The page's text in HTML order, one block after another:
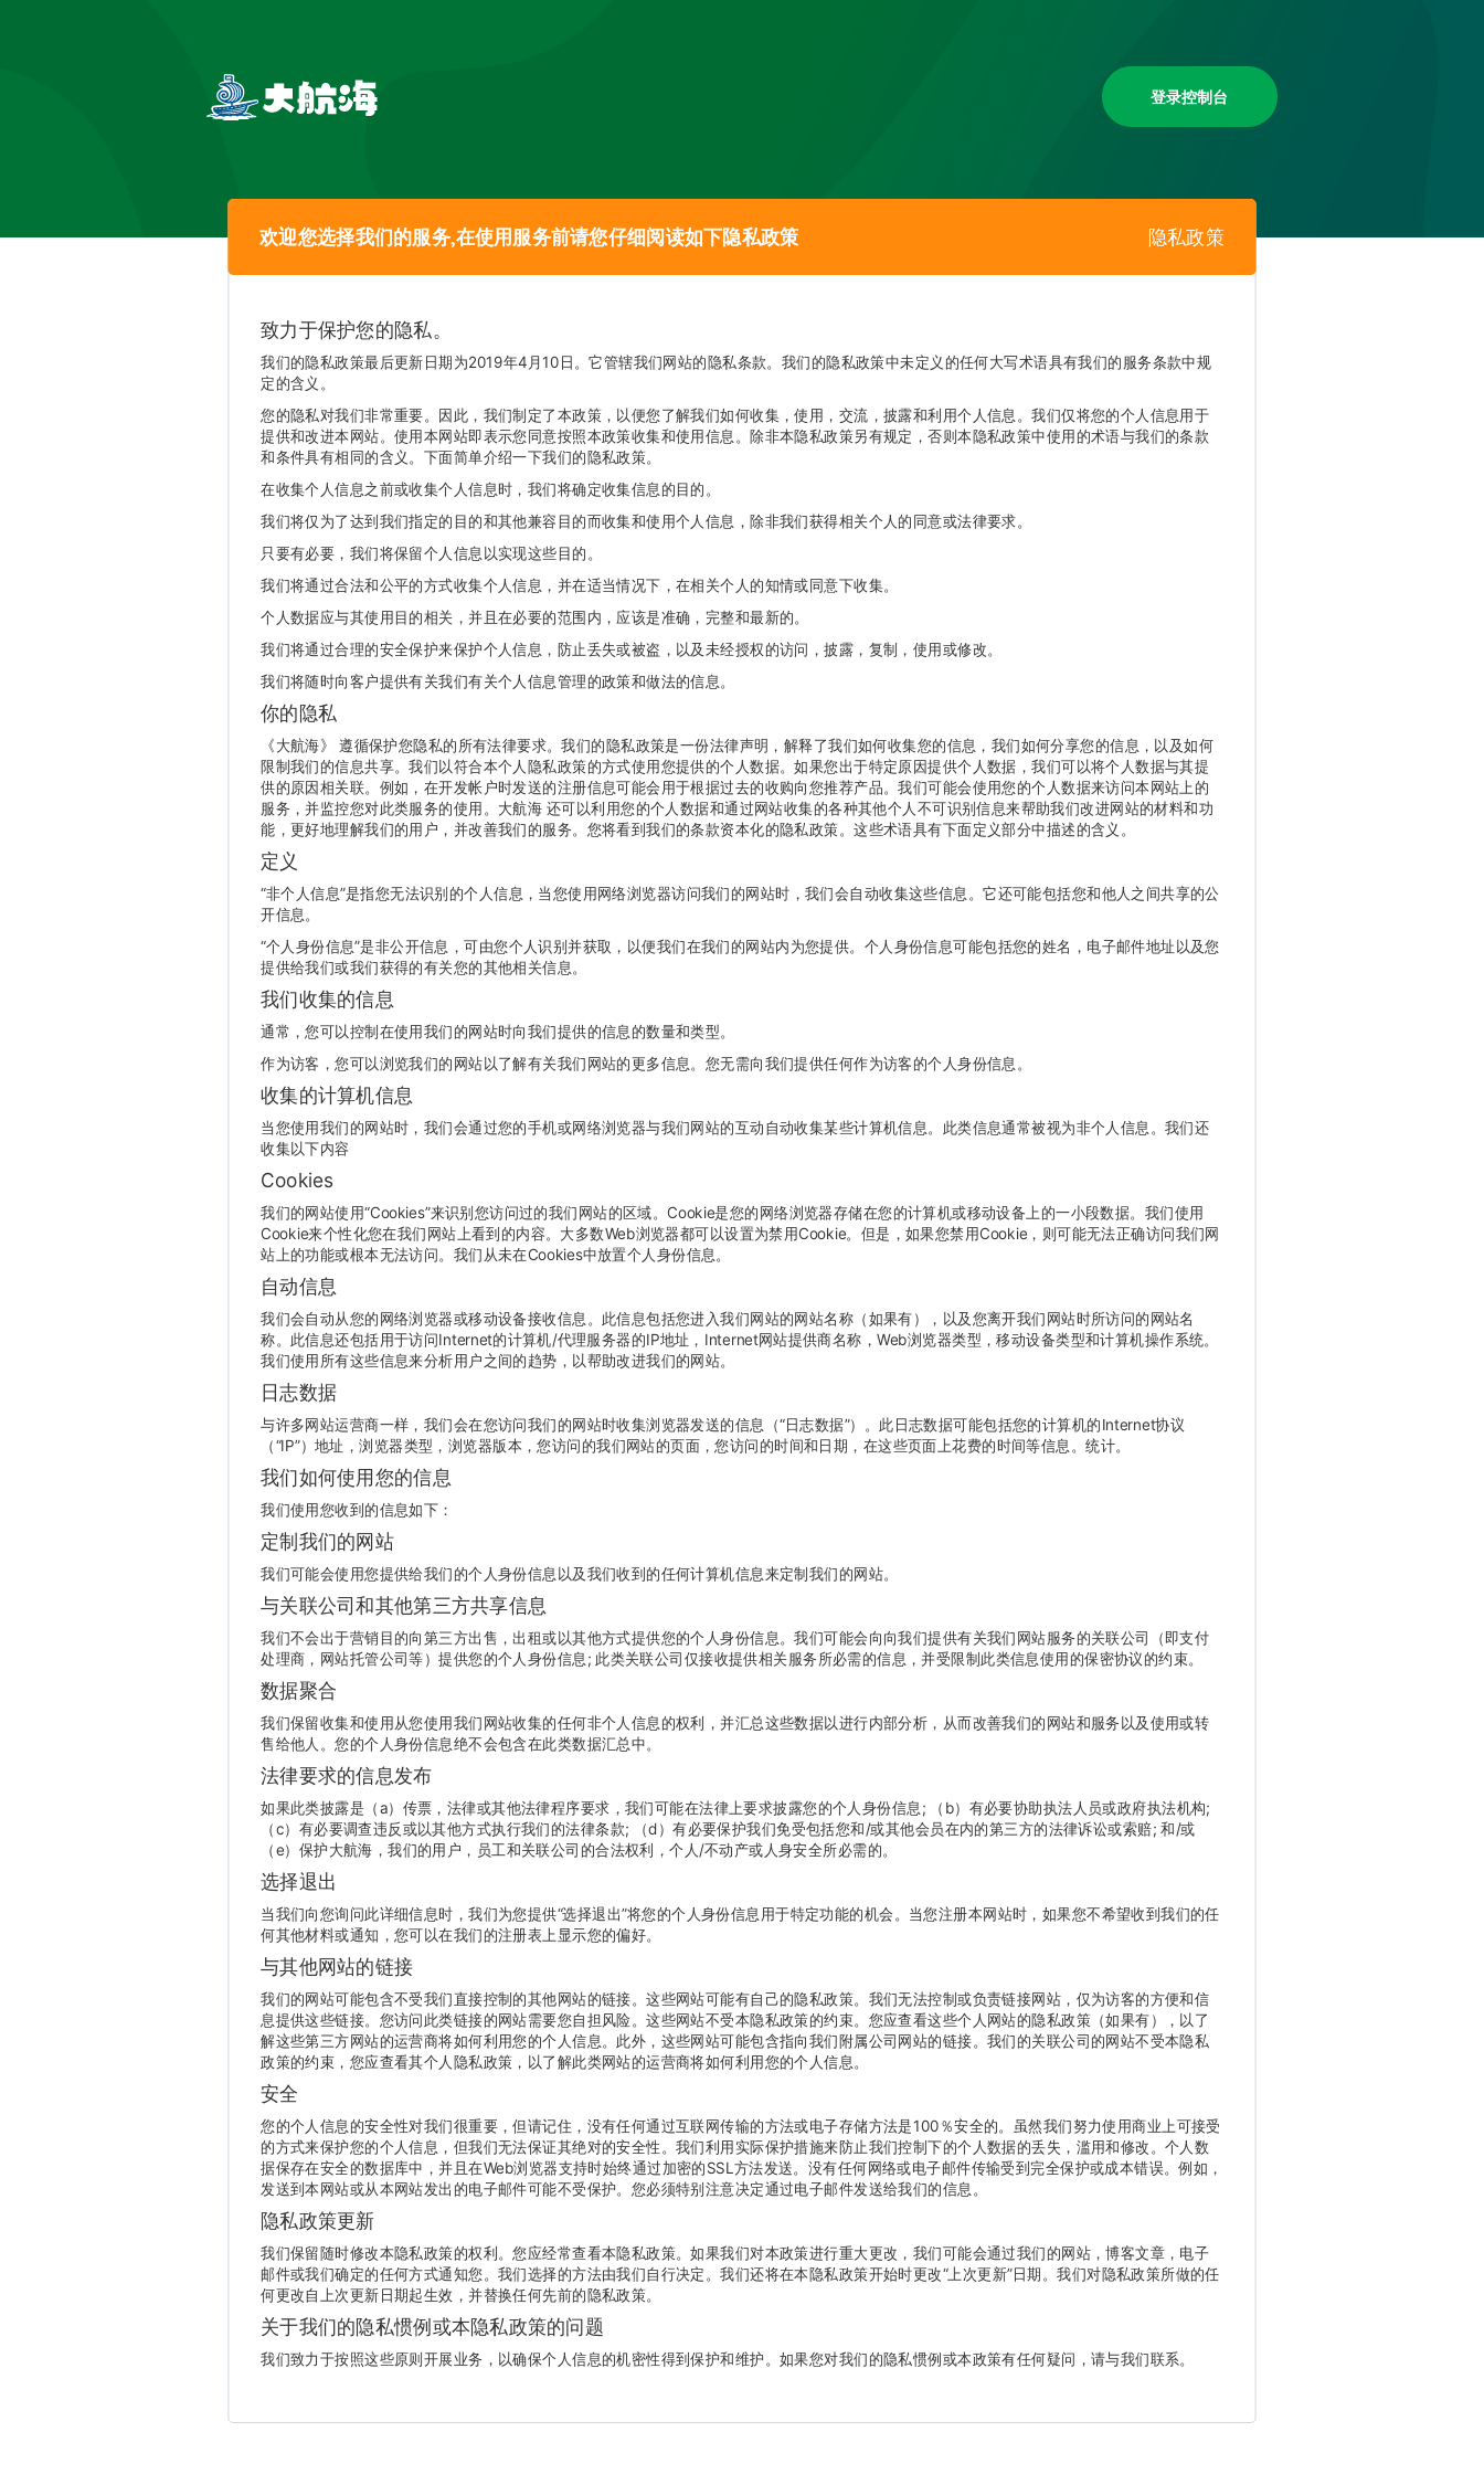
登录控制台
欢迎您选择我们的服务,在使用服务前请您仔细阅读如下隐私政策 隐私政策
致力于保护您的隐私。
我们的隐私政策最后更新日期为2019年4月10日。它管辖我们网站的隐私条款。我们的隐私政策中未定义的任何大写术语具有我们的服务条款中规
定的含义。
您的隐私对我们非常重要。因此，我们制定了本政策，以便您了解我们如何收集，使用，交流，披露和利用个人信息。我们仅将您的个人信息用于
提供和改进本网站。使用本网站即表示您同意按照本政策收集和使用信息。除非本隐私政策另有规定，否则本隐私政策中使用的术语与我们的条款
和条件具有相同的含义。下面简单介绍一下我们的隐私政策。
在收集个人信息之前或收集个人信息时，我们将确定收集信息的目的。
我们将仅为了达到我们指定的目的和其他兼容目的而收集和使用个人信息，除非我们获得相关个人的同意或法律要求。
只要有必要，我们将保留个人信息以实现这些目的。
我们将通过合法和公平的方式收集个人信息，并在适当情况下，在相关个人的知情或同意下收集。
个人数据应与其使用目的相关，并且在必要的范围内，应该是准确，完整和最新的。
我们将通过合理的安全保护来保护个人信息，防止丢失或被盗，以及未经授权的访问，披露，复制，使用或修改。
我们将随时向客户提供有关我们有关个人信息管理的政策和做法的信息。
你的隐私
《大航海》 遵循保护您隐私的所有法律要求。我们的隐私政策是一份法律声明，解释了我们如何收集您的信息，我们如何分享您的信息，以及如何
限制我们的信息共享。我们以符合本个人隐私政策的方式使用您提供的个人数据。如果您出于特定原因提供个人数据，我们可以将个人数据与其提
供的原因相关联。例如，在开发帐户时发送的注册信息可能会用于根据过去的收购向您推荐产品。我们可能会使用您的个人数据来访问本网站上的
服务，并监控您对此类服务的使用。大航海 还可以利用您的个人数据和通过网站收集的各种其他个人不可识别信息来帮助我们改进网站的材料和功
能，更好地理解我们的用户，并改善我们的服务。您将看到我们的条款资本化的隐私政策。这些术语具有下面定义部分中描述的含义。
定义
“非个人信息”是指您无法识别的个人信息，当您使用网络浏览器访问我们的网站时，我们会自动收集这些信息。它还可能包括您和他人之间共享的公
开信息。
“个人身份信息”是非公开信息，可由您个人识别并获取，以便我们在我们的网站内为您提供。个人身份信息可能包括您的姓名，电子邮件地址以及您
提供给我们或我们获得的有关您的其他相关信息。
我们收集的信息
通常，您可以控制在使用我们的网站时向我们提供的信息的数量和类型。
作为访客，您可以浏览我们的网站以了解有关我们网站的更多信息。您无需向我们提供任何作为访客的个人身份信息。
收集的计算机信息
当您使用我们的网站时，我们会通过您的手机或网络浏览器与我们网站的互动自动收集某些计算机信息。此类信息通常被视为非个人信息。我们还
收集以下内容
Cookies
我们的网站使用“Cookies”来识别您访问过的我们网站的区域。Cookie是您的网络浏览器存储在您的计算机或移动设备上的一小段数据。我们使用
Cookie来个性化您在我们网站上看到的内容。大多数Web浏览器都可以设置为禁用Cookie。但是，如果您禁用Cookie，则可能无法正确访问我们网
站上的功能或根本无法访问。我们从未在Cookies中放置个人身份信息。
自动信息
我们会自动从您的网络浏览器或移动设备接收信息。此信息包括您进入我们网站的网站名称（如果有），以及您离开我们网站时所访问的网站名
称。此信息还包括用于访问Internet的计算机/代理服务器的IP地址，Internet网站提供商名称，Web浏览器类型，移动设备类型和计算机操作系统。
我们使用所有这些信息来分析用户之间的趋势，以帮助改进我们的网站。
日志数据
与许多网站运营商一样，我们会在您访问我们的网站时收集浏览器发送的信息（“日志数据”）。此日志数据可能包括您的计算机的Internet协议
（“IP”）地址，浏览器类型，浏览器版本，您访问的我们网站的页面，您访问的时间和日期，在这些页面上花费的时间等信息。统计。
我们如何使用您的信息
我们使用您收到的信息如下：
定制我们的网站
我们可能会使用您提供给我们的个人身份信息以及我们收到的任何计算机信息来定制我们的网站。
与关联公司和其他第三方共享信息
我们不会出于营销目的向第三方出售，出租或以其他方式提供您的个人身份信息。我们可能会向向我们提供有关我们网站服务的关联公司（即支付
处理商，网站托管公司等）提供您的个人身份信息; 此类关联公司仅接收提供相关服务所必需的信息，并受限制此类信息使用的保密协议的约束。
数据聚合
我们保留收集和使用从您使用我们网站收集的任何非个人信息的权利，并汇总这些数据以进行内部分析，从而改善我们的网站和服务以及使用或转
售给他人。您的个人身份信息绝不会包含在此类数据汇总中。
法律要求的信息发布
如果此类披露是（a）传票，法律或其他法律程序要求，我们可能在法律上要求披露您的个人身份信息; （b）有必要协助执法人员或政府执法机构;
（c）有必要调查违反或以其他方式执行我们的法律条款; （d）有必要保护我们免受包括您和/或其他会员在内的第三方的法律诉讼或索赔; 和/或
（e）保护大航海，我们的用户，员工和关联公司的合法权利，个人/不动产或人身安全所必需的。
选择退出
当我们向您询问此详细信息时，我们为您提供“选择退出”将您的个人身份信息用于特定功能的机会。当您注册本网站时，如果您不希望收到我们的任
何其他材料或通知，您可以在我们的注册表上显示您的偏好。
与其他网站的链接
我们的网站可能包含不受我们直接控制的其他网站的链接。这些网站可能有自己的隐私政策。我们无法控制或负责链接网站，仅为访客的方便和信
息提供这些链接。您访问此类链接的网站需要您自担风险。这些网站不受本隐私政策的约束。您应查看这些个人网站的隐私政策（如果有），以了
解这些第三方网站的运营商将如何利用您的个人信息。此外，这些网站可能包含指向我们附属公司网站的链接。我们的关联公司的网站不受本隐私
政策的约束，您应查看其个人隐私政策，以了解此类网站的运营商将如何利用您的个人信息。
安全
您的个人信息的安全性对我们很重要，但请记住，没有任何通过互联网传输的方法或电子存储方法是100％安全的。虽然我们努力使用商业上可接受
的方式来保护您的个人信息，但我们无法保证其绝对的安全性。我们利用实际保护措施来防止我们控制下的个人数据的丢失，滥用和修改。个人数
据保存在安全的数据库中，并且在Web浏览器支持时始终通过加密的SSL方法发送。没有任何网络或电子邮件传输受到完全保护或成本错误。例如，
发送到本网站或从本网站发出的电子邮件可能不受保护。您必须特别注意决定通过电子邮件发送给我们的信息。
隐私政策更新
我们保留随时修改本隐私政策的权利。您应经常查看本隐私政策。如果我们对本政策进行重大更改，我们可能会通过我们的网站，博客文章，电子
邮件或我们确定的任何方式通知您。我们选择的方法由我们自行决定。我们还将在本隐私政策开始时更改“上次更新”日期。我们对隐私政策所做的任
何更改自上次更新日期起生效，并替换任何先前的隐私政策。
关于我们的隐私惯例或本隐私政策的问题
我们致力于按照这些原则开展业务，以确保个人信息的机密性得到保护和维护。如果您对我们的隐私惯例或本政策有任何疑问，请与我们联系。